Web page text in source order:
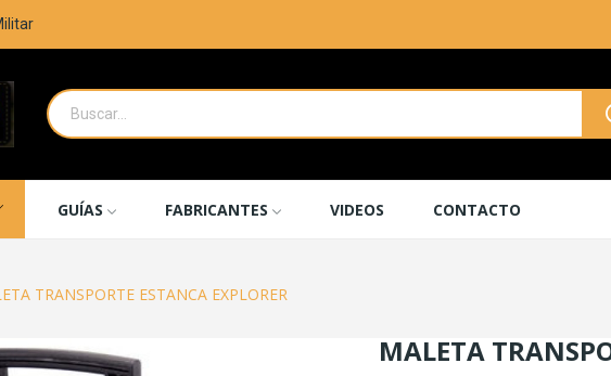
GUÍAS FABRICANTES VIDEOS CONTACTO
TRANSPORTE ESTANCA EXPLORER
MALETA